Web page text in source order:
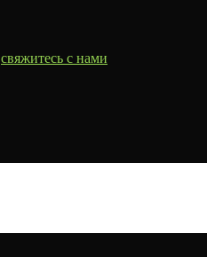
свяжитесь с нами